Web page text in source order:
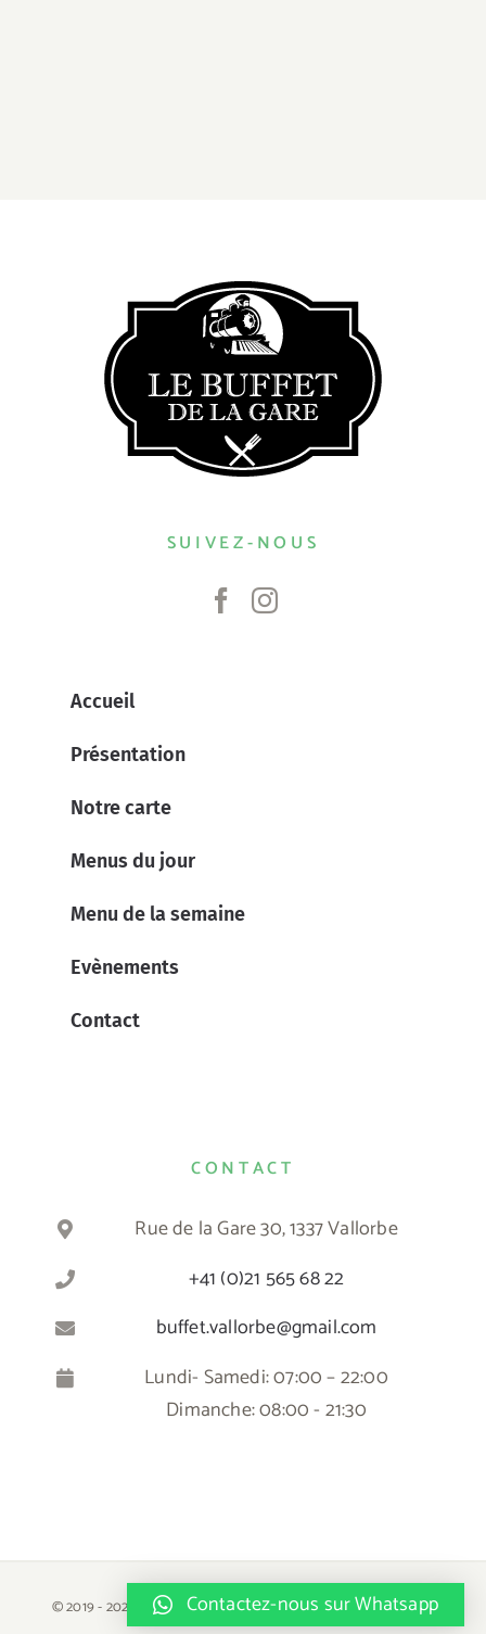
SUIVEZ-NOUS
Accueil
Présentation
Notre carte
Menus du jour
Menu de la semaine
Evènements
Contact
CONTACT
Rue de la Gare 30, 1337 Vallorbe
+41 (0)21 565 68 22
buffet.vallorbe@gmail.com
Lundi- Samedi: 07:00 – 22:00
Dimanche: 08:00 - 21:30
© 2019 -2026 | Tous droits réservés | Buffet de la Gare - Vallorbe
Contactez-nous sur Whatsapp